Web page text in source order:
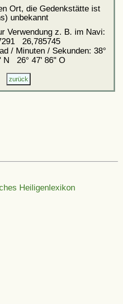
Ort, die Gedenkstätte ist
unbekannt
Verwendung z. B. im Navi:
26,785745
/ Minuten / Sekunden: 38°
N 26° 47' 86'' O
Heiligenlexikon